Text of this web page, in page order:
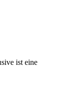
ist eine